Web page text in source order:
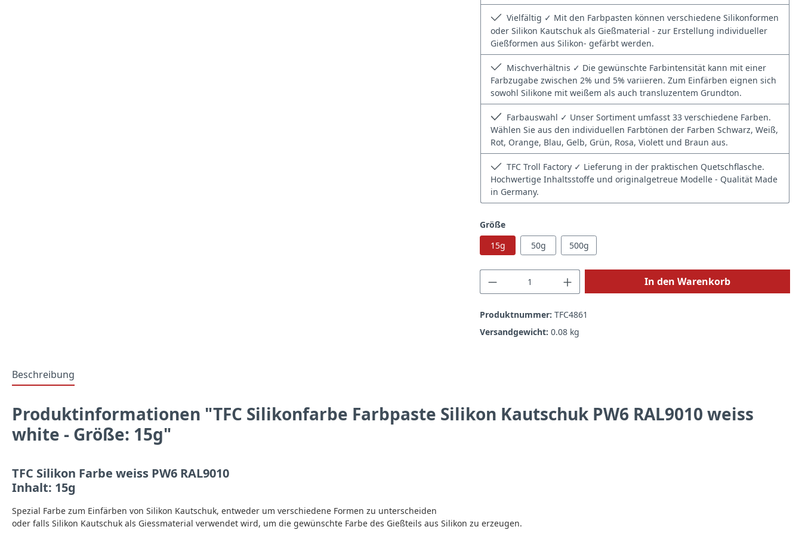
Vielfältig ✓ Mit den Farbpasten können verschiedene Silikonformen
oder Silikon Kautschuk als Gießmaterial - zur Erstellung individueller
Gießformen aus Silikon- gefärbt werden.
Mischverhältnis ✓ Die gewünschte Farbintensität kann mit einer
Farbzugabe zwischen 2% und 5% variieren. Zum Einfärben eignen sich
sowohl Silikone mit weißem als auch transluzentem Grundton.
Farbauswahl ✓ Unser Sortiment umfasst 33 verschiedene Farben.
Wählen Sie aus den individuellen Farbtönen der Farben Schwarz, Weiß,
Rot, Orange, Blau, Gelb, Grün, Rosa, Violett und Braun aus.
TFC Troll Factory ✓ Lieferung in der praktischen Quetschflasche.
Hochwertige Inhaltsstoffe und originalgetreue Modelle - Qualität Made
in Germany.
Größeauswählen
15g
50g 500g
Produkt Anzahl: Gib den gewünschten Wert
In den Warenkorb
Produktnummer: TFC4861
Versandgewicht: 0.08 kg
Beschreibung
Produktinformationen "TFC Silikonfarbe Farbpaste Silikon Kautschuk PW6 RAL9010 weiss
white - Größe: 15g"
TFC Silikon Farbe weiss PW6 RAL9010
Inhalt: 15g
Spezial Farbe zum Einfärben von Silikon Kautschuk, entweder um verschiedene Formen zu unterscheiden
oder falls Silikon Kautschuk als Giessmaterial verwendet wird, um die gewünschte Farbe des Gießteils aus Silikon zu erzeugen.